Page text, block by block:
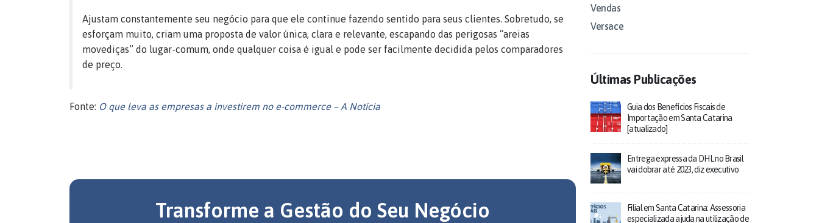
Ajustam constantemente seu negócio para que ele continue fazendo sentido para seus clientes. Sobretudo, se
esforçam muito, criam uma proposta de valor única, clara e relevante, escapando das perigosas “areias
movediças” do lugar-comum, onde qualquer coisa é igual e pode ser facilmente decidida pelos comparadores
de preço.
Fonte: O que leva as empresas a investirem no e-commerce – A Notícia
Transforme a Gestão do Seu Negócio
Vendas
Versace
Últimas Publicações
Guia dos Benefícios Fiscais de
Importação em Santa Catarina
[atualizado]
Entrega expressa da DHL no Brasil
vai dobrar até 2023, diz executivo
Filial em Santa Catarina: Assessoria
especializada ajuda na utilização de